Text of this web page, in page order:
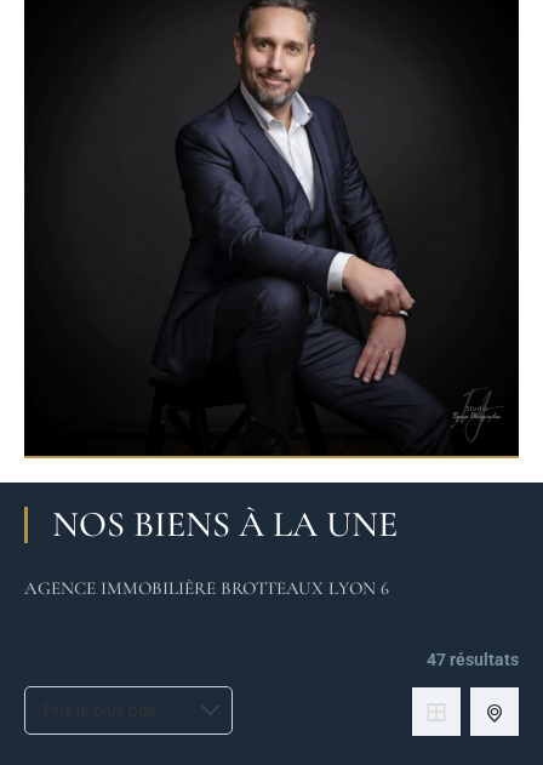
NOS BIENS À LA UNE
AGENCE IMMOBILIÈRE BROTTEAUX LYON 6
47 résultats